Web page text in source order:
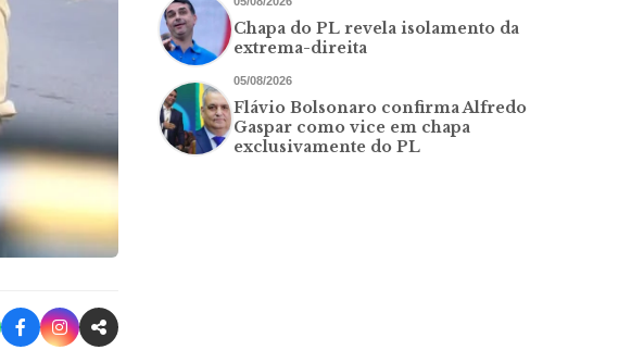
Chapa do PL revela isolamento da
extrema-direita
05/08/2026
Flávio Bolsonaro confirma Alfredo
Gaspar como vice em chapa
exclusivamente do PL